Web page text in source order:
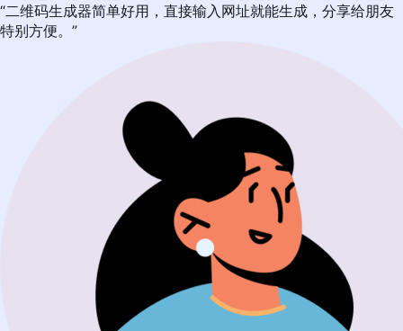
二维码生成器简单好用，直接输入网址就能生成，分享给朋友
特别方便。